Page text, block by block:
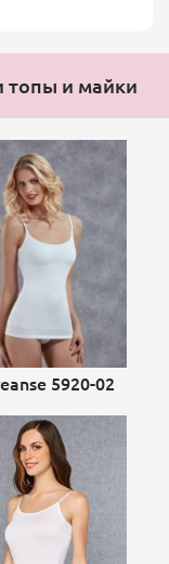
топы и майки
5920-02